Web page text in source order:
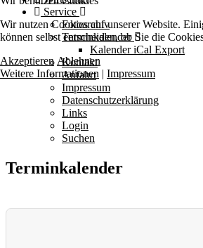
Service
Fotoarchiv
Terminkalender
Kalender iCal Export
Kontakt
Anfahrt
Impressum
Datenschutzerklärung
Links
Login
Suchen
Terminkalender
Wir nutzen Cookies auf unserer Website.
können selbst entscheiden, ob Sie die
Akzeptieren Ablehnen
Weitere Informationen | Impressum